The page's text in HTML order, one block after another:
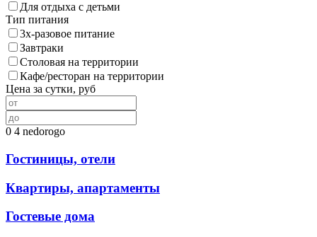
Для отдыха с детьми
Тип питания
3х-разовое питание
Завтраки
Столовая на территории
Кафе/ресторан на территории
Цена за сутки, руб
0 4 nedorogo
Гостиницы, отели
Квартиры, апартаменты
Гостевые дома